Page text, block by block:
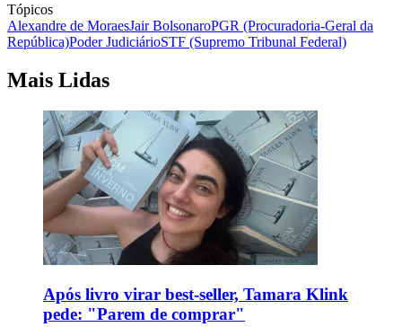
Tópicos
Alexandre de MoraesJair BolsonaroPGR (Procuradoria-Geral da
República)Poder JudiciárioSTF (Supremo Tribunal Federal)
Mais Lidas
Após livro virar best-seller, Tamara Klink
pede: "Parem de comprar"